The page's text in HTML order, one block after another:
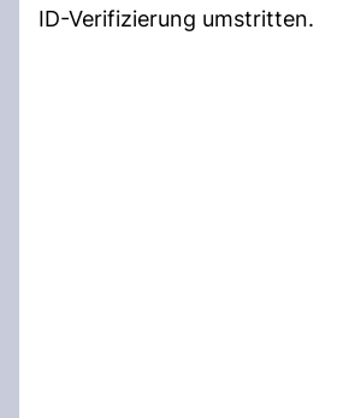
ID-Verifizierung umstritten.